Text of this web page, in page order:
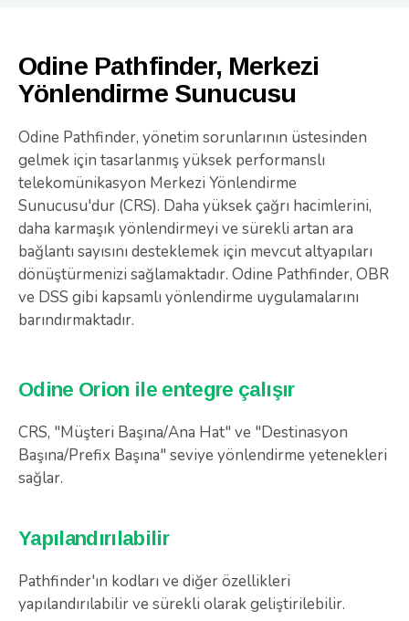
Odine Pathfinder, Merkezi
Yönlendirme Sunucusu
Odine Pathfinder, yönetim sorunlarının üstesinden
gelmek için tasarlanmış yüksek performanslı
telekomünikasyon Merkezi Yönlendirme
Sunucusu'dur (CRS). Daha yüksek çağrı hacimlerini,
daha karmaşık yönlendirmeyi ve sürekli artan ara
bağlantı sayısını desteklemek için mevcut altyapıları
dönüştürmenizi sağlamaktadır. Odine Pathfinder, OBR
ve DSS gibi kapsamlı yönlendirme uygulamalarını
barındırmaktadır.
Odine Orion ile entegre çalışır
CRS, "Müşteri Başına/Ana Hat" ve "Destinasyon
Başına/Prefix Başına" seviye yönlendirme yetenekleri
sağlar.
Yapılandırılabilir
Pathfinder'ın kodları ve diğer özellikleri
yapılandırılabilir ve sürekli olarak geliştirilebilir.